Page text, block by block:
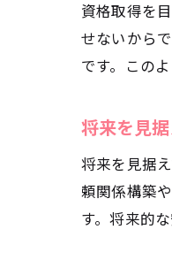
資格取得を
せないから
です。この
将来を見
将来を見据
頼関係構築
す。将来的